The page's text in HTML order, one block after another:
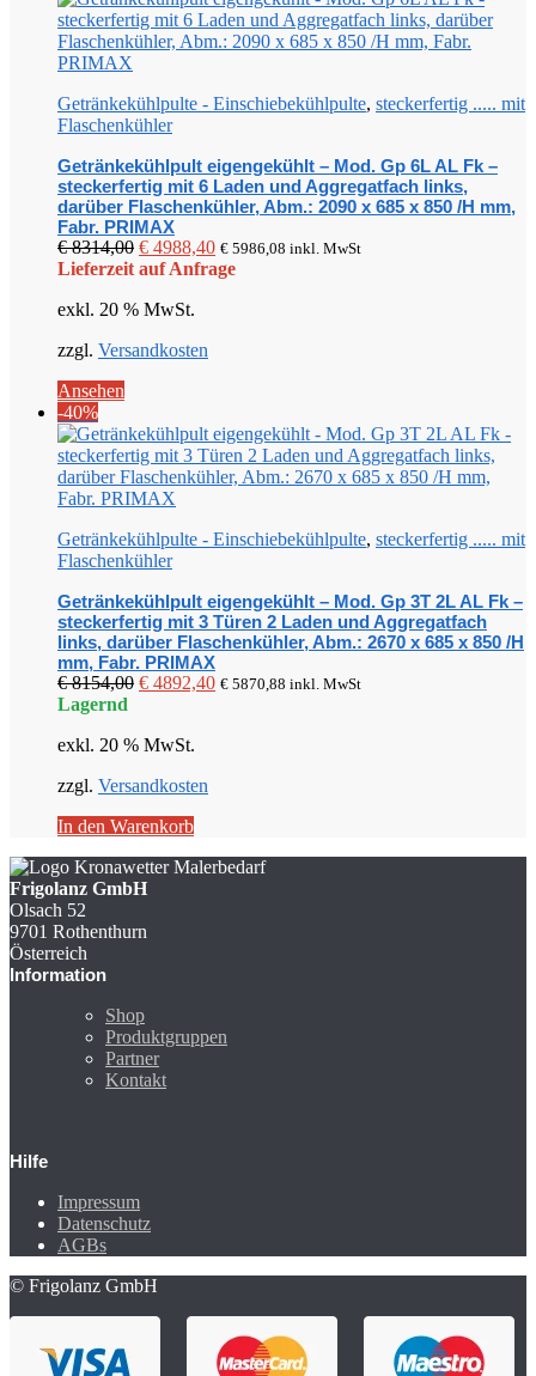
Getränkekühlpulte - Einschiebekühlpulte, steckerfertig ..... mit
Flaschenkühler
Getränkekühlpult eigengekühlt – Mod. Gp 6L AL Fk –
steckerfertig mit 6 Laden und Aggregatfach links,
darüber Flaschenkühler, Abm.: 2090 x 685 x 850 /H mm,
Fabr. PRIMAX
€8314,00 Ursprünglicher
Preis
€ 8314,00
€ 4988,40Aktueller
Preis
€ 5986,08 inkl. MwSt
Lieferzeit auf Anfrage
exkl. 20 % MwSt.
zzgl. Versandkosten
Ansehen
-40%
Getränkekühlpulte - Einschiebekühlpulte, steckerfertig ..... mit
Flaschenkühler
Getränkekühlpult eigengekühlt – Mod. Gp 3T 2L AL Fk –
steckerfertig mit 3 Türen 2 Laden und Aggregatfach
links, darüber Flaschenkühler, Abm.: 2670 x 685 x 850 /H
mm, Fabr. PRIMAX
€8154,00 Ursprünglicher
€ 8154,00
€ 4892,40Aktueller
€ 5870,88 inkl. MwSt
Lagernd
exkl. 20 % MwSt.
zzgl. Versandkosten
In den Warenkorb
Frigolanz GmbH
Olsach 52
9701 Rothenthurn
Österreich
Information
Shop
Produktgruppen
Partner
Kontakt
Hilfe
Impressum
Datenschutz
AGBs
© Frigolanz GmbH